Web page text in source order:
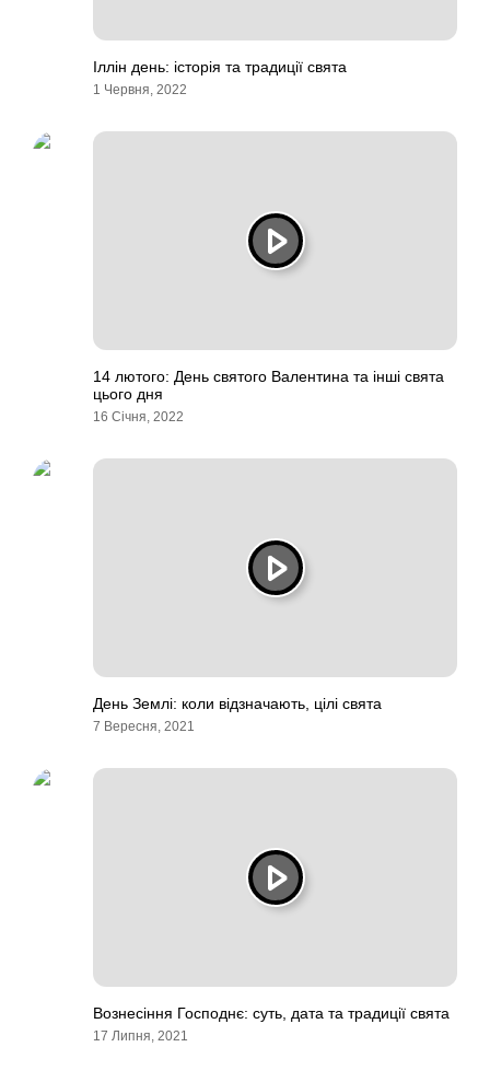
Іллін день: історія та традиції свята
1 Червня, 2022
14 лютого: День святого Валентина та інші свята
цього дня
16 Січня, 2022
День Землі: коли відзначають, цілі свята
7 Вересня, 2021
Вознесіння Господнє: суть, дата та традиції свята
17 Липня, 2021